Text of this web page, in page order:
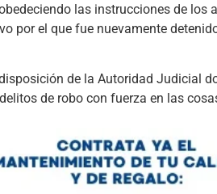
las instrucciones de
por el que fue nuevamente
de la Autoridad Judicial
de robo con fuerza en las